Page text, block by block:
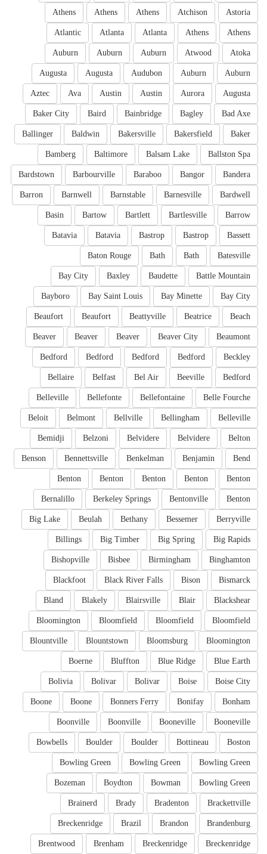
Astoria
Atchison
Athens
Athens
Athens
Athens
Athens
Atlanta
Atlanta
Atlantic
Atoka
Atwood
Auburn
Auburn
Auburn
Auburn
Auburn
Audubon
Augusta
Augusta
Augusta
Aurora
Austin
Austin
Ava
Aztec
Bad Axe
Bagley
Bainbridge
Baird
Baker City
Baker
Bakersfield
Bakersville
Baldwin
Ballinger
Ballston Spa
Balsam Lake
Baltimore
Bamberg
Bandera
Bangor
Baraboo
Barbourville
Bardstown
Bardwell
Barnesville
Barnstable
Barnwell
Barron
Barrow
Bartlesville
Bartlett
Bartow
Basin
Bassett
Bastrop
Bastrop
Batavia
Batavia
Batesville
Bath
Bath
Baton Rouge
Battle Mountain
Baudette
Baxley
Bay City
Bay City
Bay Minette
Bay Saint Louis
Bayboro
Beach
Beatrice
Beattyville
Beaufort
Beaufort
Beaumont
Beaver City
Beaver
Beaver
Beaver
Beckley
Bedford
Bedford
Bedford
Bedford
Bedford
Beeville
Bel Air
Belfast
Bellaire
Belle Fourche
Bellefontaine
Bellefonte
Belleville
Belleville
Bellingham
Bellville
Belmont
Beloit
Belton
Belvidere
Belvidere
Belzoni
Bemidji
Bend
Benjamin
Benkelman
Bennettsville
Benson
Benton
Benton
Benton
Benton
Benton
Benton
Bentonville
Berkeley Springs
Bernalillo
Berryville
Bessemer
Bethany
Beulah
Big Lake
Big Rapids
Big Spring
Big Timber
Billings
Binghamton
Birmingham
Bisbee
Bishopville
Bismarck
Bison
Black River Falls
Blackfoot
Blackshear
Blair
Blairsville
Blakely
Bland
Bloomfield
Bloomfield
Bloomfield
Bloomington
Bloomington
Bloomsburg
Blountstown
Blountville
Blue Earth
Blue Ridge
Bluffton
Boerne
Boise City
Boise
Bolivar
Bolivar
Bolivia
Bonham
Bonifay
Bonners Ferry
Boone
Boone
Booneville
Booneville
Boonville
Boonville
Boston
Bottineau
Boulder
Boulder
Bowbells
Bowling Green
Bowling Green
Bowling Green
Bowling Green
Bowman
Boydton
Bozeman
Brackettville
Bradenton
Brady
Brainerd
Brandenburg
Brandon
Brazil
Breckenridge
Breckenridge
Breckenridge
Brenham
Brentwood